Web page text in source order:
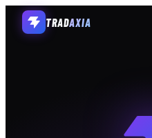
TRADAXIA